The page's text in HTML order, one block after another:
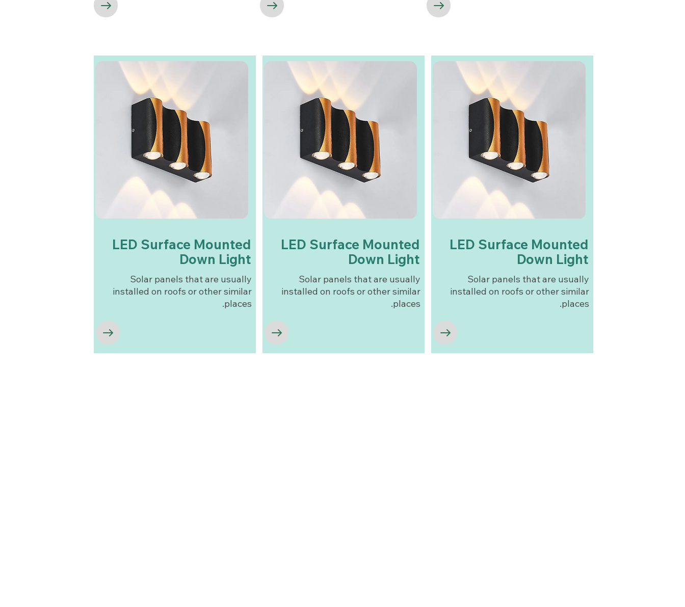
LED Surface Mounted
Down Light
Solar panels that are usually
installed on roofs or other similar
places.
LED Surface Mounted
Down Light
Solar panels that are usually
installed on roofs or other similar
places.
LED Surface Mounted
Down Light
Solar panels that are usually
installed on roofs or other similar
places.